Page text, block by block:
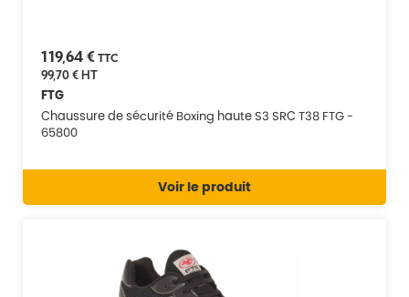
119,64 € TTC
99,70 €HT
FTG
Chaussure de sécurité Boxing haute S3 SRC T38 FTG -
65800
Voir le produit